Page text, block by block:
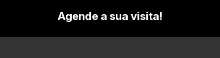
Agende a sua visita!